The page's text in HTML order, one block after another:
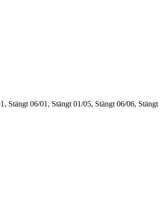
Stängt 06/01, Stängt 01/05, Stängt 06/06, Stängt